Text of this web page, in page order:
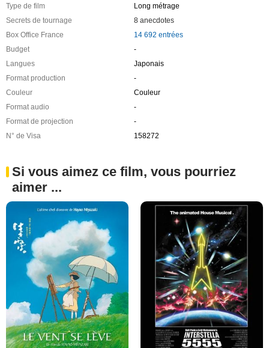
Type de film
Long métrage
Secrets de tournage
8 anecdotes
Box Office France
14 692 entrées
Budget
-
Langues
Japonais
Format production
-
Couleur
Couleur
Format audio
-
Format de projection
-
N° de Visa
158272
Si vous aimez ce film, vous pourriez
aimer ...